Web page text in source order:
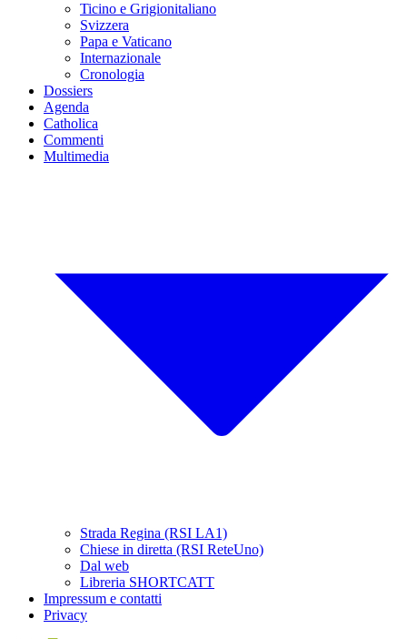
Ticino e Grigionitaliano
Svizzera
Papa e Vaticano
Internazionale
Cronologia
Dossiers
Agenda
Catholica
Commenti
Multimedia
Strada Regina (RSI LA1)
Chiese in diretta (RSI ReteUno)
Dal web
Libreria SHORTCATT
Impressum e contatti
Privacy